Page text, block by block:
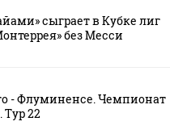
сыграет в Кубке лиг
без Месси
- Флуминенсе. Чемпионат
Тур 22